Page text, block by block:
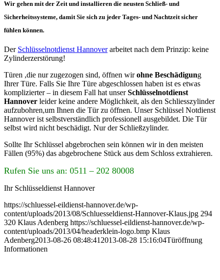
Wir gehen mit der Zeit und installieren die neusten Schließ- und
Sicherheitssysteme, damit Sie sich zu jeder Tages- und Nachtzeit sicher
fühlen können.
Der Schlüsselnotdienst Hannoverarbeitet nach dem Prinzip: keine
Zylinderzerstörung!
Türen ,die nur zugezogen sind, öffnen wirohne Beschädigung
Ihrer Türe. Falls Sie Ihre Türe abgeschlossen haben ist es etwas
komplizierter – in diesem Fall hat unserSchlüsselnotdienst
Hannover leider keine andere Möglichkeit, als den Schliesszylinder
aufzubohren,um Ihnen die Tür zu öffnen. Unser Schlüssel Notdienst
Hannover ist selbstverständlich professionell ausgebildet. Die Tür
selbst wird nicht beschädigt. Nur der Schließzylinder.
Sollte Ihr Schlüssel abgebrochen sein können wir in den meisten
Fällen (95%) das abgebrochene Stück aus dem Schloss extrahieren.
Rufen Sie uns an: 0511 – 202 80008
Ihr Schlüsseldienst Hannover
https://schluessel-eildienst-hannover.de/wp-
content/uploads/2013/08/Schluesseldienst-Hannover-Klaus.jpg 294
320 Klaus Adenberg https://schluessel-eildienst-hannover.de/wp-
content/uploads/2013/04/headerklein-logo.bmp Klaus
Adenberg2013-08-26 08:48:41 2013-08-28 15:16:04Türöffnung
Informationen